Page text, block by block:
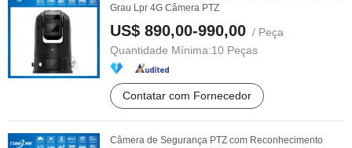
Grau Lpr 4G Câmera PTZ
US$ 890,00-990,00 / Peça
Quantidade Mínima:10 Peças
Contatar com Fornecedor
Câmera de Segurança PTZ com Reconhecimento